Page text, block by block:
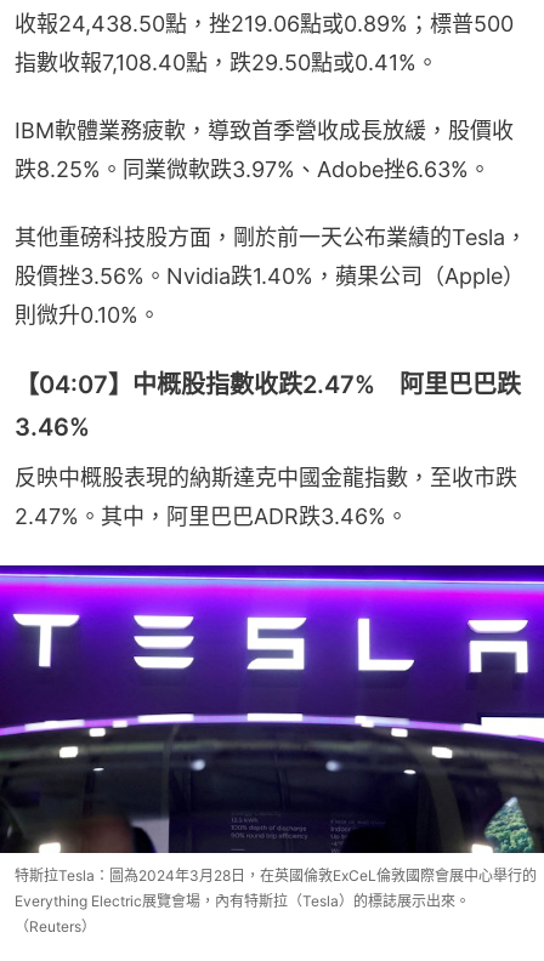
收報24,438.50點，挫219.06點或0.89%；標普500
指數收報7,108.40點，跌29.50點或0.41%。
IBM軟體業務疲軟，導致首季營收成長放緩，股價收
跌8.25%。同業微軟跌3.97%、Adob​​e挫6.63%。
其他重磅科技股方面，剛於前一天公布業績的Tesla，
股價挫3.56%。Nvidia跌1.40%，蘋果公司（Apple）
則微升0.10%。
【04:07】中概股指數收跌2.47% 阿里巴巴跌
3.46%
反映中概股表現的納斯達克中國金龍指數，至收市跌
2.47%。其中，阿里巴巴ADR跌3.46%。
特斯拉Tesla：圖為2024年3月28日，在英國倫敦ExCeL倫敦國際會展中心舉行的
Everything Electric展覽會場，內有特斯拉（Tesla）的標誌展示出來。
（Reuters）